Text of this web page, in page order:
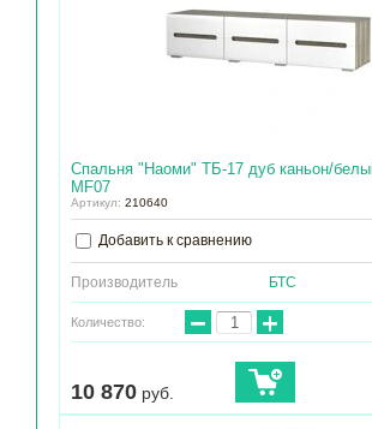
Спальня "Наоми" ТБ-17 дуб каньон/
МF07
Артикул: 210640
Добавить к сравнению
Производитель БТС
Количество: − +
10 870 руб.